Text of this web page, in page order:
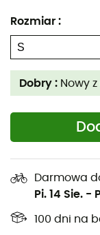
Rozmiar :
Dobry : Nowy
Darmowa
Pi. 14 Sie. -
100 dni na